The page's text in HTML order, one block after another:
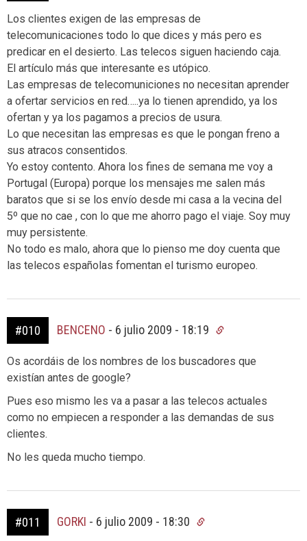
Los clientes exigen de las empresas de
telecomunicaciones todo lo que dices y más pero es
predicar en el desierto. Las telecos siguen haciendo caja.
El artículo más que interesante es utópico.
Las empresas de telecomuniciones no necesitan aprender
a ofertar servicios en red…..ya lo tienen aprendido, ya los
ofertan y ya los pagamos a precios de usura.
Lo que necesitan las empresas es que le pongan freno a
sus atracos consentidos.
Yo estoy contento. Ahora los fines de semana me voy a
Portugal (Europa) porque los mensajes me salen más
baratos que si se los envío desde mi casa a la vecina del
5º que no cae , con lo que me ahorro pago el viaje. Soy muy
muy persistente.
No todo es malo, ahora que lo pienso me doy cuenta que
las telecos españolas fomentan el turismo europeo.
#010 BENCENO - 6 julio 2009 - 18:19
Os acordáis de los nombres de los buscadores que
existían antes de google?
Pues eso mismo les va a pasar a las telecos actuales
como no empiecen a responder a las demandas de sus
clientes.
No les queda mucho tiempo.
#011 GORKI - 6 julio 2009 - 18:30